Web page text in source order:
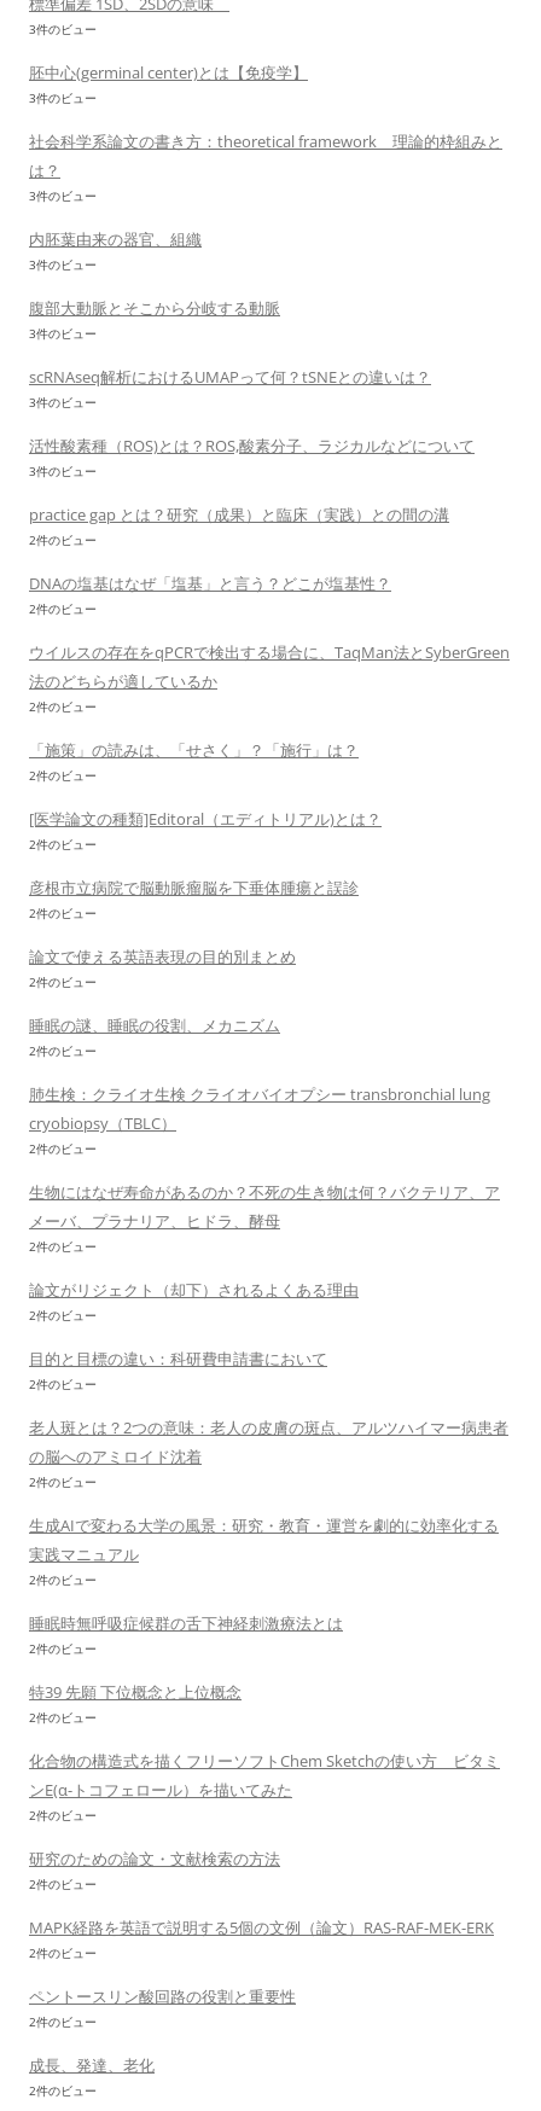
3件のビュー
胚中心(germinal center)とは【免疫学】
3件のビュー
社会科学系論文の書き方：theoretical framework 理論的枠組みと
は？
3件のビュー
内胚葉由来の器官、組織
3件のビュー
腹部大動脈とそこから分岐する動脈
3件のビュー
scRNAseq解析におけるUMAPって何？tSNEとの違いは？
3件のビュー
活性酸素種（ROS)とは？ROS,酸素分子、ラジカルなどについて
3件のビュー
practice gap とは？研究（成果）と臨床（実践）との間の溝
2件のビュー
DNAの塩基はなぜ「塩基」と言う？どこが塩基性？
2件のビュー
ウイルスの存在をqPCRで検出する場合に、TaqMan法とSyberGreen
法のどちらが適しているか
2件のビュー
「施策」の読みは、「せさく」？「施行」は？
2件のビュー
[医学論文の種類]Editoral（エディトリアル)とは？
2件のビュー
彦根市立病院で脳動脈瘤脳を下垂体腫瘍と誤診
2件のビュー
論文で使える英語表現の目的別まとめ
2件のビュー
睡眠の謎、睡眠の役割、メカニズム
2件のビュー
肺生検：クライオ生検 クライオバイオプシー transbronchial lung
cryobiopsy（TBLC）
2件のビュー
生物にはなぜ寿命があるのか？不死の生き物は何？バクテリア、ア
メーバ、プラナリア、ヒドラ、酵母
2件のビュー
論文がリジェクト（却下）されるよくある理由
2件のビュー
目的と目標の違い：科研費申請書において
2件のビュー
老人斑とは？2つの意味：老人の皮膚の斑点、アルツハイマー病患者
の脳へのアミロイド沈着
2件のビュー
生成AIで変わる大学の風景：研究・教育・運営を劇的に効率化する
実践マニュアル
2件のビュー
睡眠時無呼吸症候群の舌下神経刺激療法とは
2件のビュー
特39 先願 下位概念と上位概念
2件のビュー
化合物の構造式を描くフリーソフトChem Sketchの使い方 ビタミ
ンE(α-トコフェロール）を描いてみた
2件のビュー
研究のための論文・文献検索の方法
2件のビュー
MAPK経路を英語で説明する5個の文例（論文）RAS-RAF-MEK-ERK
2件のビュー
ペントースリン酸回路の役割と重要性
2件のビュー
成長、発達、老化
2件のビュー